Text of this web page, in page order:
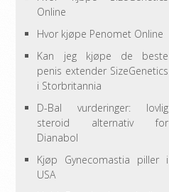
Online
Hvor kjøpe Penomet Online
Kan jeg kjøpe de beste
penis extender SizeGenetics
i Storbritannia
D-Bal vurderinger: lovlig
steroid alternativ for
Dianabol
Kjøp Gynecomastia piller i
USA